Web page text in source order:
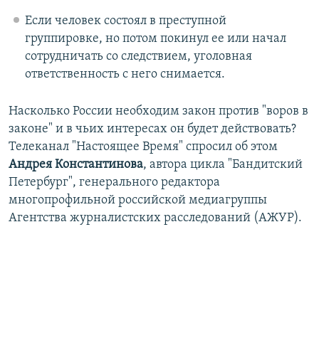
Если человек состоял в преступной
группировке, но потом покинул ее или начал
сотрудничать со следствием, уголовная
ответственность с него снимается.
Насколько России необходим закон против "воров в
законе" и в чьих интересах он будет действовать?
Телеканал "Настоящее Время" спросил об этом
Андрея Константинова, автора цикла "Бандитский
Петербург", генерального редактора
многопрофильной российской медиагруппы
Агентства журналистских расследований (АЖУР).